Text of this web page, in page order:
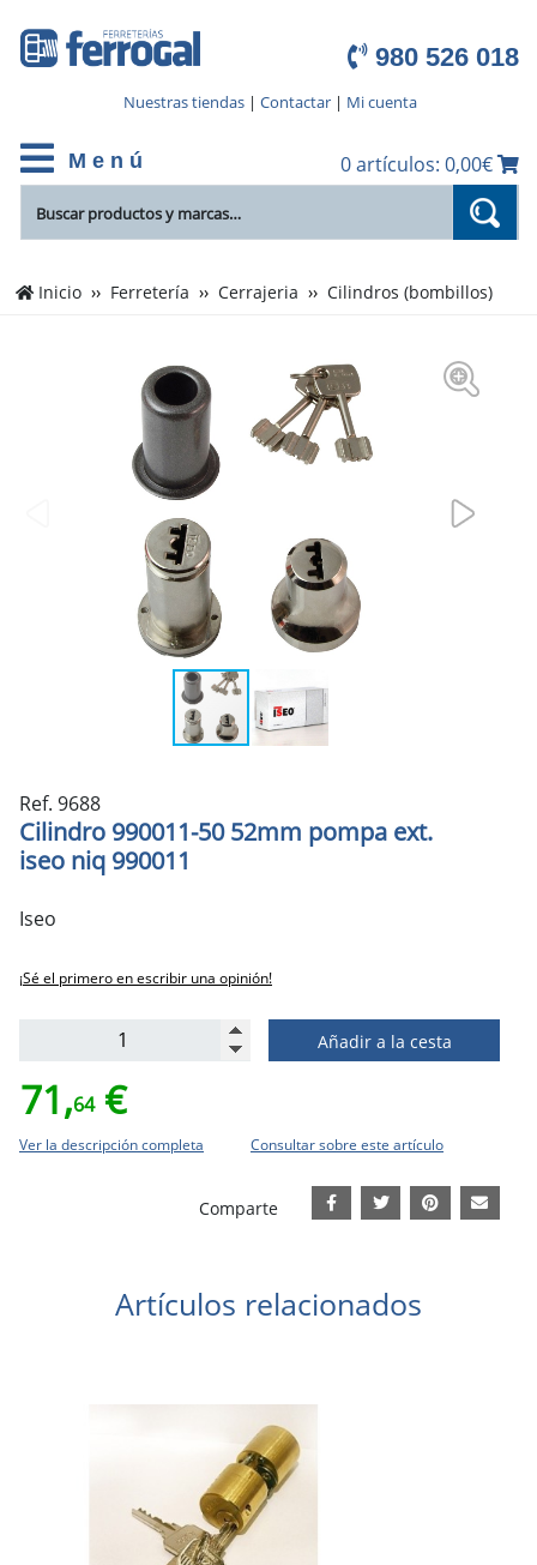
980 526 018
Nuestras tiendas| Contactar| Mi cuenta
M e n ú 0 artículos: 0,00€
Inicio Ferretería Cerrajeria Cilindros (bombillos)
Ref. 9688
Cilindro 990011-50 52mm pompa ext.
iseo niq 990011
Iseo
¡Sé el primero en escribir una opinión!
Añadir a la cesta
71,64€
Ver la descripción completa Consultar sobre este artículo
Comparte
Artículos relacionados